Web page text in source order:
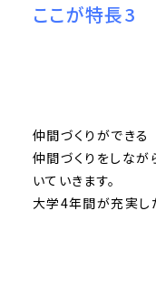
ここが特長3
仲間づくりができる
仲間づくりをしな
いていきます。
大学4年間が充実し